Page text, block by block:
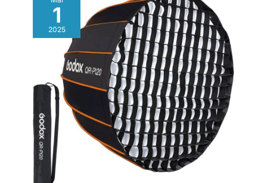
compatible avec une
large gamme de
modificateurs Bowens et
NATO. 【Soluciones
d'énergie multiples】
CL220R est flexible pour
une utilisation en
intérieur et en extérieur
grâce à son adaptateur
de transport et de
conception de riel NATO.
Vous pouvez fonctionner
avec les piles V-Mount
lorsqu'il n'y a pas
1
2025